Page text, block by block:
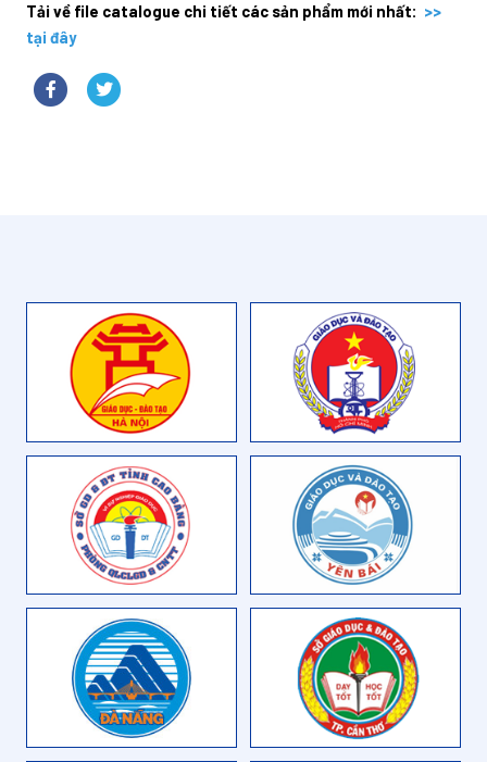
Tải về file catalogue chi tiết các sản phẩm mới nhất: >>
tại đây